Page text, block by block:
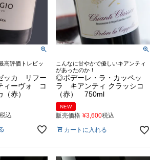
高評価トレビッ
ッカ リフー
ィーヴォ コ
（赤）
込
こんなに甘やかで優しいキアンティ
があったのか！
◎ポデーレ・ラ・カッペッ
ラ キアンティ クラッシコ
（赤） 750ml
NEW
販売価格 ¥3,600税込
カートに入れる